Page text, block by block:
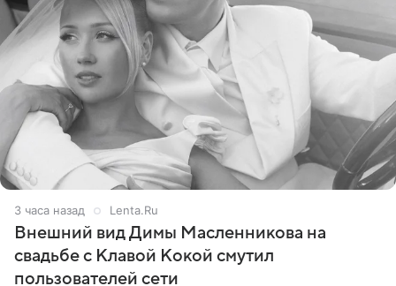
3 часа назад Lenta.Ru
Внешний вид Димы Масленникова на
свадьбе с Клавой Кокой смутил
пользователей сети